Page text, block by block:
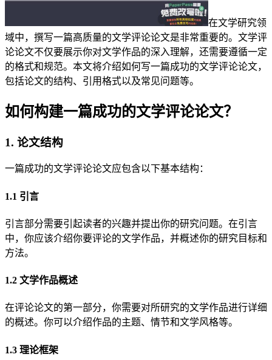
在文学研究领
域中，撰写一篇高质量的文学评论论文是非常重要的。文学评
论论文不仅要展示你对文学作品的深入理解，还需要遵循一定
的格式和规范。本文将介绍如何写一篇成功的文学评论论文，
包括论文的结构、引用格式以及常见问题等。
如何构建一篇成功的文学评论论文？
1. 论文结构
一篇成功的文学评论论文应包含以下基本结构：
1.1 引言
引言部分需要引起读者的兴趣并提出你的研究问题。在引言
中，你应该介绍你要评论的文学作品，并概述你的研究目标和
方法。
1.2 文学作品概述
在评论论文的第一部分，你需要对所研究的文学作品进行详细
的概述。你可以介绍作品的主题、情节和文学风格等。
1.3 理论框架